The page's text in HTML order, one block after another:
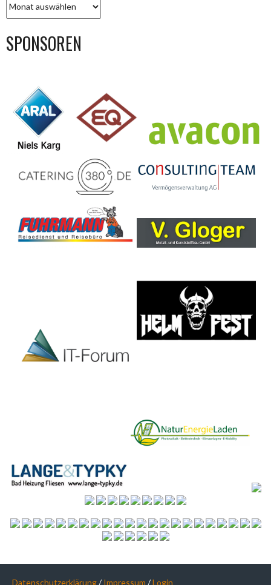
ARCHIV
SPONSOREN
Datenschutzerklärung/Impressum /Login